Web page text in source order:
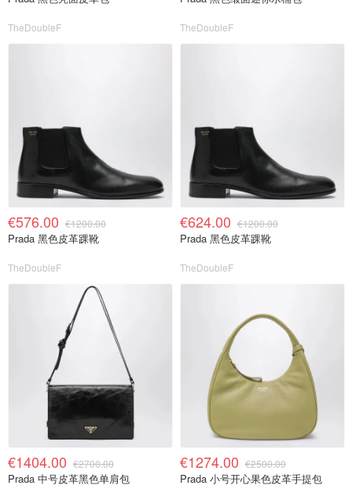
TheDoubleF TheDoubleF
€576.00 €1200.00
Prada 黑色皮革踝靴
TheDoubleF
€624.00 €1200.00
Prada 黑色皮革踝靴
TheDoubleF
€1404.00 €2700.00
Prada 中号皮革黑色单肩包
€1274.00 €2500.00
Prada 小号开心果色皮革手提包